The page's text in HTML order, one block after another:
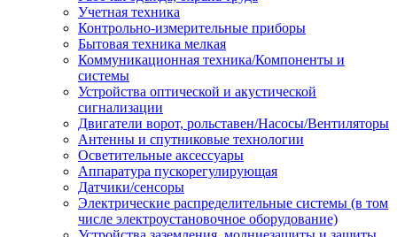
Учетная техника
Контрольно-измерительные приборы
Бытовая техника мелкая
Коммуникационная техника/Компоненты и
системы
Устройства оптической и акустической
сигнализации
Двигатели ворот, рольставен/Насосы/Вентиляторы
Антенны и спутниковые технологии
Осветительные аксессуары
Аппаратура пускорегулирующая
Датчики/сенсоры
Электрические распределительные системы (в том
числе электроустановочное оборудование)